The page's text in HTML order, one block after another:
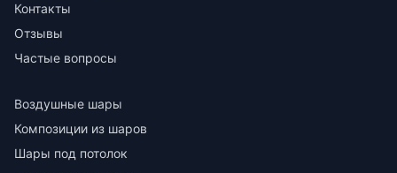
Контакты
Отзывы
Частые вопросы
Воздушные шары
Композиции из шаров
Шары под потолок